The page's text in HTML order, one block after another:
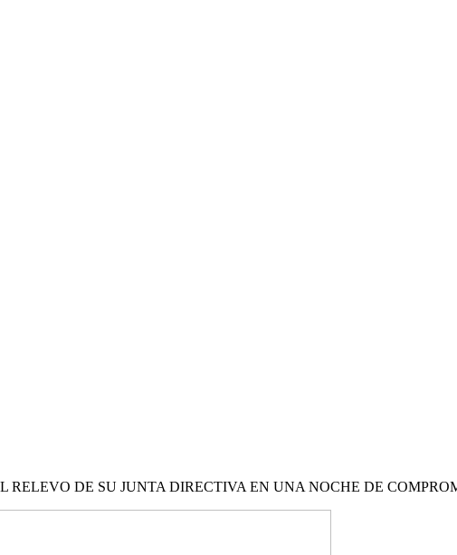
RELEVO DE SU JUNTA DIRECTIVA EN UNA NOCHE DE